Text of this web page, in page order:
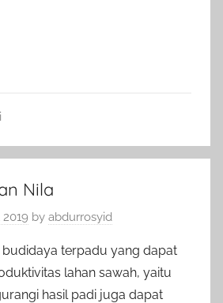
Nila
by abdurrosyid
budidaya terpadu yang dapat
lahan sawah, yaitu
hasil padi juga dapat